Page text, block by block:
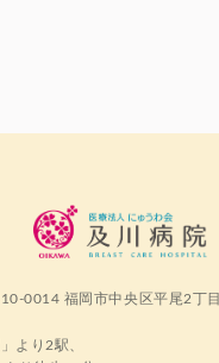
0014 福岡市中央区平尾2丁
より2駅、